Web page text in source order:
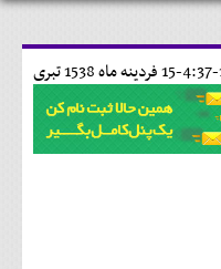
15 فردينه ماه 1538 تبری